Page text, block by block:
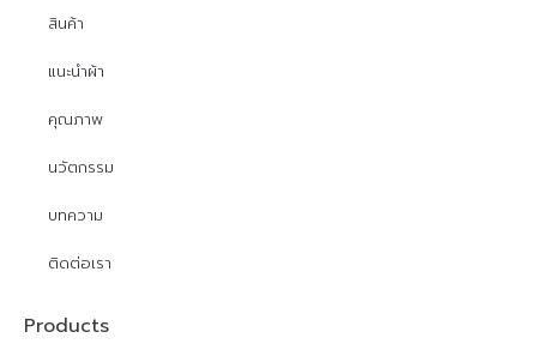
สินค้า
แนะนำผ้า
คุณภาพ
นวัตกรรม
บทความ
ติดต่อเรา
Products